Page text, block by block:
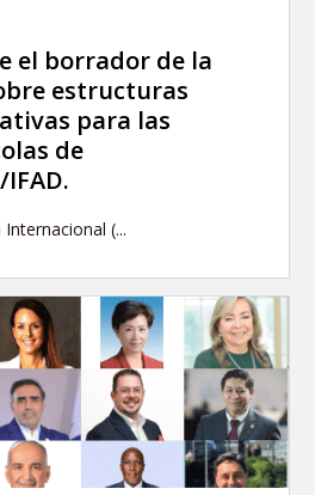
el borrador de la
estructuras
para las
de
(...